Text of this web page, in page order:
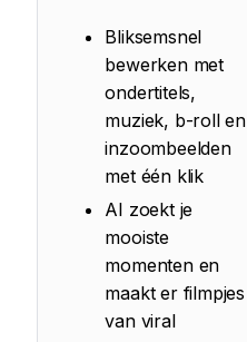
Bliksemsnel
bewerken met
ondertitels,
muziek, b-roll en
inzoombeelden
met één klik
AI zoekt je
mooiste
momenten en
maakt er filmpjes
van viral